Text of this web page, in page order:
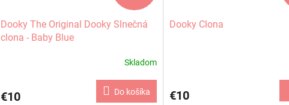
Dooky The Original Dooky Slnečná
clona - Baby Blue
Skladom
€10 Do košíka
Dooky Clona
€10